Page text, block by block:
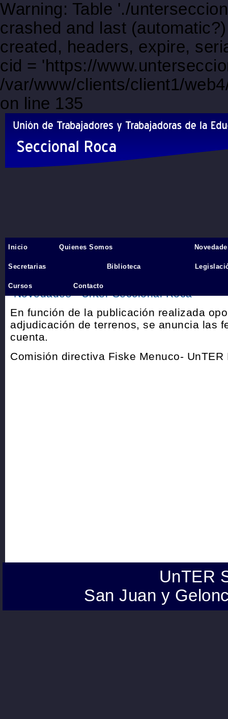
Warning: Table './
crashed and last
created, headers, expire,
cid = 'https://
/var/www/clients/client1/
on line 135
Inicio›
Adjudicación de Terrenos
Novedades
Unter Seccional Roca
En función de la publicación realizada
adjudicación de terrenos, se anuncia las
cuenta.
Comisión directiva Fiske Menuco-
Inicio Quienes Somos
Secretarias Biblioteca
Cursos Contacto
UnTER
San Juan y